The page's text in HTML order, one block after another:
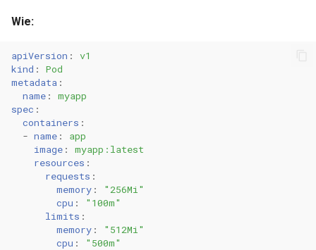
Wie:
apiVersion :
v1
kind :
Pod
metadata :
name :
myapp
spec :
containers :
- name :
app
image :
myapp:latest
resources :
requests :
memory :
"256Mi"
cpu :
"100m"
limits :
memory :
"512Mi"
cpu : "500m"